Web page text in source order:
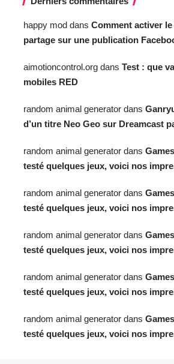
happy mod dans Comment activer
partage sur une publication
aimotioncontrol.org dans Test : que
mobiles RED
random animal generator dans
d’un titre Neo Geo sur Dreamcast
random animal generator dans
testé quelques jeux, voici nos
random animal generator dans
testé quelques jeux, voici nos
random animal generator dans
testé quelques jeux, voici nos
random animal generator dans
testé quelques jeux, voici nos
random animal generator dans
testé quelques jeux, voici nos